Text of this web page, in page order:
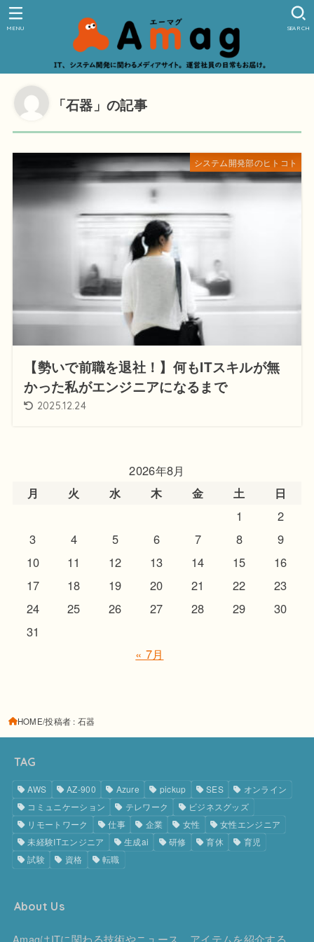
SEARCH
MENU
「石器」の記事
システム開発部のヒトコト
【勢いで前職を退社！】何もITスキルが無
かった私がエンジニアになるまで
2025.12.24
2026年8月
月
火 水 木 金 土
日
1
2
3
4 5 6 7 8
9
10
11 12 13 14 15
16
17
18 19 20 21 22
23
24
25 26 27 28 29
30
31
« 7月
HOME 投稿者 : 石器
TAG
AWS AZ-900 Azure pickup SES
オンライン
コミュニケーション
テレワーク
ビジネスグッズ
リモートワーク
仕事 企業 女性
女性エンジニア
未経験ITエンジニア
生成ai 研修 育休
育児
試験
資格 転職
About Us
AmagはITに関わる技術やニュース、アイテムを紹介する